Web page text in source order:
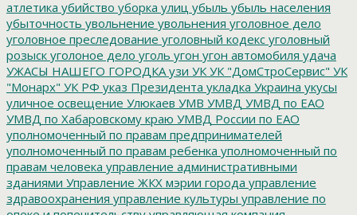
атлетика убийство уборка улиц убыль убыль населения
убыточность увольнение увольнения уголовное дело
уголовное преследование уголовный кодекс уголовный
розыск уголоное дело уголь угон угон автомобиля удача
УЖАСЫ НАШЕГО ГОРОДКА узи УК УК "ДомСтроСервис" УК
"Монарх" УК РФ указ Президента укладка Украина укусы
уличное освещение Улюкаев УМВ УМВД УМВД по ЕАО
УМВД по Хабаровскому краю УМВД России по ЕАО
уполномоченный по правам предпринимателей
уполномоченный по правам ребенка уполномоченный по
правам человека управление административными
зданиями Управление ЖКХ мэрии города управление
здравоохранения управление культуры управление по